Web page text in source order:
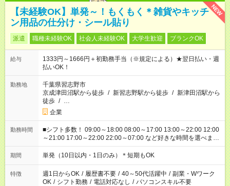
NEW
【未経験OK】単発～！もくもく＊雑貨やキッチ
ン用品の仕分け・シール貼り
派遣 職種未経験OK 社会人未経験OK 大学生歓迎 ブランクOK
給与
1333円～1666円＋初勤務手当（※規定による）★翌日払い・週
払いOK！
勤務地
千葉県習志野市
京成津田沼駅から徒歩 / 新習志野駅から徒歩 / 新津田沼駅から
徒歩 / …
企業
勤務時間
■シフト多数！ 09:00～18:00 08:00～17:00 13:00～22:00 12:00
～21:00 17:00～22:00 22:00～07:00 など好きな時間を選べま
す！
期間 単発（10日以内・1日のみ）＊短期もOK
特徴 週1日からOK / 履歴書不要 / 40～50代活躍中 / 副業・Wワーク
OK / シフト勤務 / 電話対応なし / パソコンスキル不要